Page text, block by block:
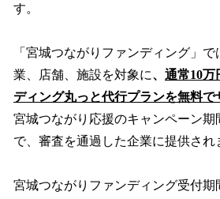
す。
「宮城つながりファンディング」
業、店舗、施設を対象に、 通常10万
ディング丸っと代行プランを無料で
宮城つながり応援のキャンペーン期
で、審査を通過した企業に提供され
宮城つながりファンディング受付期